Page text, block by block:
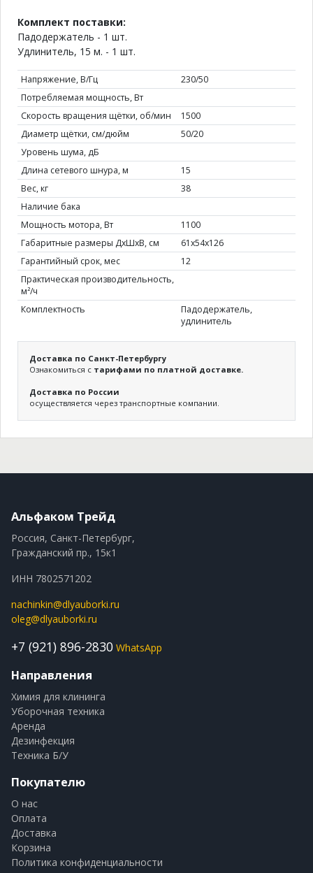
Комплект поставки:
Падодержатель - 1 шт.
Удлинитель, 15 м. - 1 шт.
Напряжение, В/Гц
230/50
Потребляемая мощность, Вт
Скорость вращения щётки, об/мин
1500
Диаметр щётки, см/дюйм
50/20
Уровень шума, дБ
Длина сетевого шнура, м
15
Вес, кг
38
Наличие бака
Мощность мотора, Вт
1100
Габаритные размеры ДхШхВ, см
61х54х126
Гарантийный срок, мес
12
Практическая производительность,
м²/ч
Комплектность
Падодержатель,
удлинитель
Доставка по Санкт-Петербургу
Ознакомиться с тарифами по платной доставке.
Доставка по России
осуществляется через транспортные компании.
Альфаком Трейд
Россия, Санкт-Петербург,
Гражданский пр., 15к1
ИНН 7802571202
nachinkin@dlyauborki.ru
oleg@dlyauborki.ru
+7 (921) 896-2830 WhatsApp
Направления
Химия для клининга
Уборочная техника
Аренда
Дезинфекция
Техника Б/У
Покупателю
О нас
Оплата
Доставка
Корзина
Политика конфиденциальности